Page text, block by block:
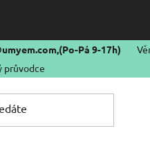
,(Po-Pá 9-17h)
průvodce